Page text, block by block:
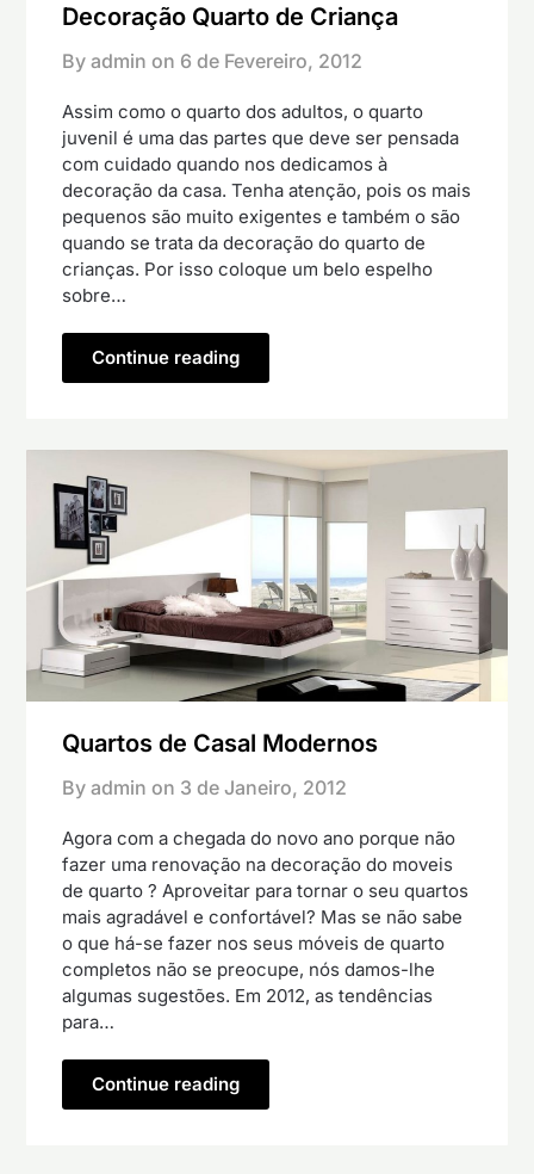
Decoração Quarto de Criança
By admin on 6 de Fevereiro, 2012
Assim como o quarto dos adultos, o quarto
juvenil é uma das partes que deve ser pensada
com cuidado quando nos dedicamos à
decoração da casa. Tenha atenção, pois os mais
pequenos são muito exigentes e também o são
quando se trata da decoração do quarto de
crianças. Por isso coloque um belo espelho
sobre…
Continue reading
Quartos de Casal Modernos
By admin on 3 de Janeiro, 2012
Agora com a chegada do novo ano porque não
fazer uma renovação na decoração do moveis
de quarto ? Aproveitar para tornar o seu quartos
mais agradável e confortável? Mas se não sabe
o que há-se fazer nos seus móveis de quarto
completos não se preocupe, nós damos-lhe
algumas sugestões. Em 2012, as tendências
para…
Continue reading